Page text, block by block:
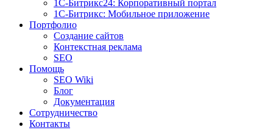
1С-Битрикс24: Корпоративный портал
1С-Битрикс: Мобильное приложение
Портфолио
Создание сайтов
Контекстная реклама
SEO
Помощь
SEO Wiki
Блог
Документация
Сотрудничество
Контакты